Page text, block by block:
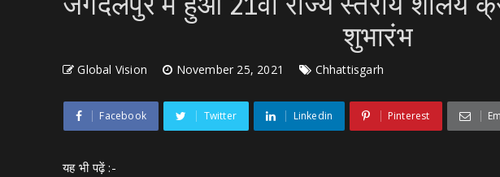
शुभारंभ
Global Vision November 25, 2021 Chhattisgarh
Facebook Twitter Linkedin Pinterest
यह भी पढ़ें :-